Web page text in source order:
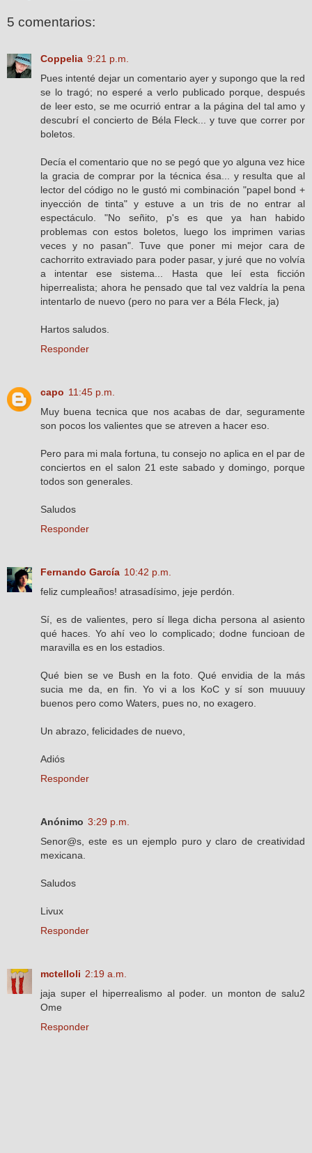
5 comentarios:
Coppelia 9:21 p.m.
Pues intenté dejar un comentario ayer y supongo que la red
se lo tragó; no esperé a verlo publicado porque, después
de leer esto, se me ocurrió entrar a la página del tal amo y
descubrí el concierto de Béla Fleck... y tuve que correr por
boletos.
Decía el comentario que no se pegó que yo alguna vez hice
la gracia de comprar por la técnica ésa... y resulta que al
lector del código no le gustó mi combinación "papel bond +
inyección de tinta" y estuve a un tris de no entrar al
espectáculo. "No señito, p's es que ya han habido
problemas con estos boletos, luego los imprimen varias
veces y no pasan". Tuve que poner mi mejor cara de
cachorrito extraviado para poder pasar, y juré que no volvía
a intentar ese sistema... Hasta que leí esta ficción
hiperrealista; ahora he pensado que tal vez valdría la pena
intentarlo de nuevo (pero no para ver a Béla Fleck, ja)
Hartos saludos.
Responder
capo 11:45 p.m.
Muy buena tecnica que nos acabas de dar, seguramente
son pocos los valientes que se atreven a hacer eso.
Pero para mi mala fortuna, tu consejo no aplica en el par de
conciertos en el salon 21 este sabado y domingo, porque
todos son generales.
Saludos
Responder
Fernando García 10:42 p.m.
feliz cumpleaños! atrasadísimo, jeje perdón.
Sí, es de valientes, pero sí llega dicha persona al asiento
qué haces. Yo ahí veo lo complicado; dodne funcioan de
maravilla es en los estadios.
Qué bien se ve Bush en la foto. Qué envidia de la más
sucia me da, en fin. Yo vi a los KoC y sí son muuuuy
buenos pero como Waters, pues no, no exagero.
Un abrazo, felicidades de nuevo,
Adiós
Responder
Anónimo 3:29 p.m.
Senor@s, este es un ejemplo puro y claro de creatividad
mexicana.
Saludos
Livux
Responder
mctelloli 2:19 a.m.
jaja super el hiperrealismo al poder. un monton de salu2
Ome
Responder